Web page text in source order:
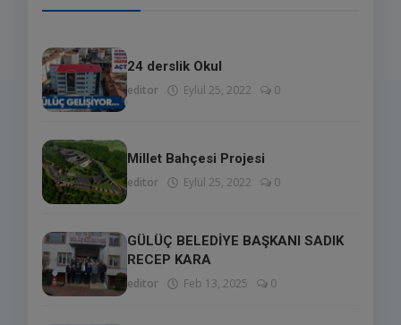
24 derslik Okul
editor Eylül 25, 2022 0
Millet Bahçesi Projesi
editor Eylül 25, 2022 0
GÜLÜÇ BELEDİYE BAŞKANI SADIK
RECEP KARA
editor Feb 13, 2025 0